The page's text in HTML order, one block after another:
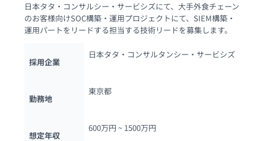
日本タタ・コンサルシー・サービシズにて、大手外食チェーン
のお客様向けSOC構築・運用プロジェクトにて、SIEM構築・
運用パートをリードする担当する技術リードを募集します。
採用企業
日本タタ・コンサルタンシー・サービシズ
勤務地
東京都
想定年収
600万円 ~ 1500万円